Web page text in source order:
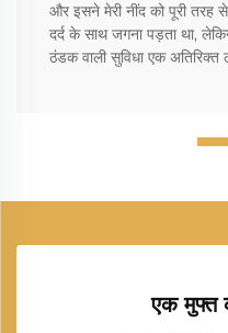
और इसने मेरी नींद को पूरी तरह
दर्द के साथ जगना पड़ता था,
ठंडक वाली सुविधा एक
एक मुफ्त